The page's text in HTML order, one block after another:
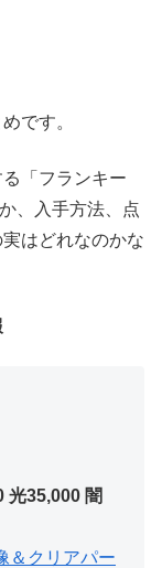
です。
「フランキー
、入手方法、点
はどれなのかな
光35,000 闇
＆クリアパー